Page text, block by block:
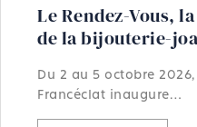
Le Rendez-Vous,
de la bijouterie-
Du 2 au 5 octobre
Francéclat inaugure…